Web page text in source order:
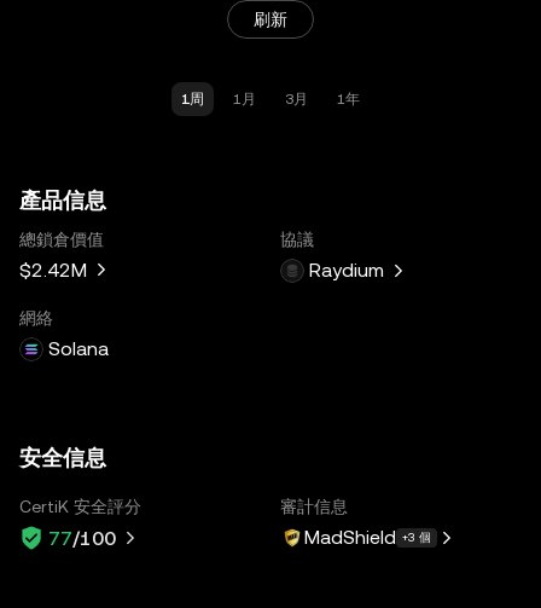
刷新
1周 1月 3月 1年
產品信息
總鎖倉價值
$2.42M
協議
Raydium
網絡
Solana
安全信息
CertiK 安全評分
77/100
審計信息
MadShield +3 個